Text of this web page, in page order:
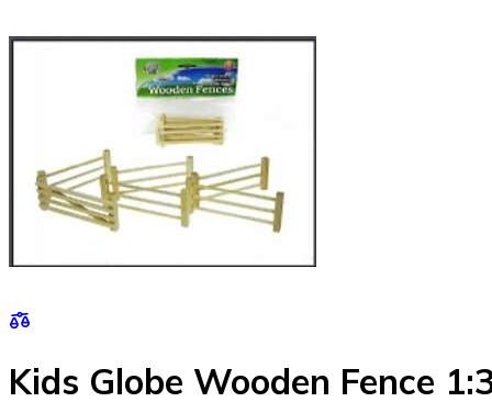
Kids Globe Wooden Fence